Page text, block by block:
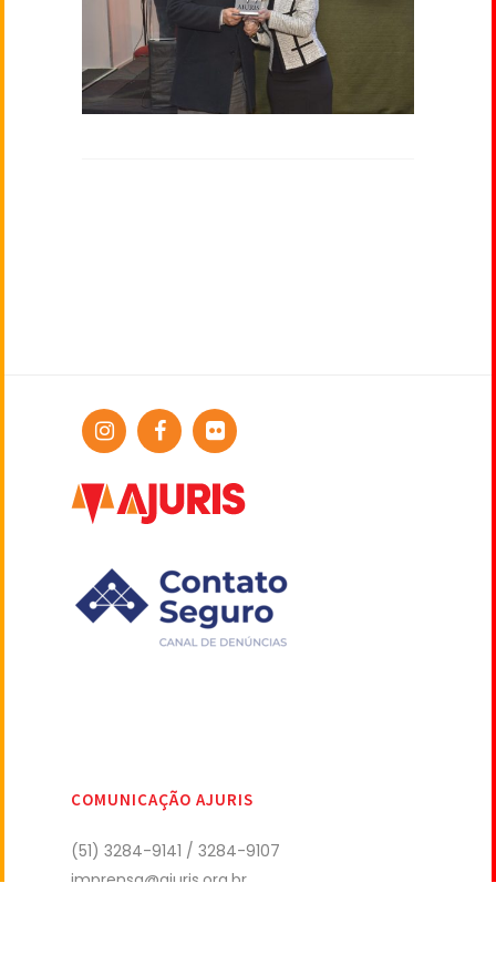
COMUNICAÇÃO AJURIS
(51) 3284-9141 / 3284-9107
imprensa@ajuris.org.br